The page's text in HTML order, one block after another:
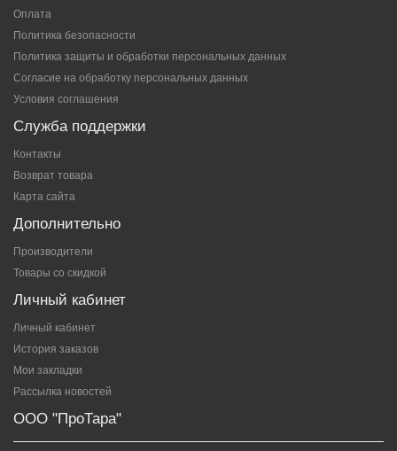
Оплата
Политика безопасности
Политика защиты и обработки персональных данных
Согласие на обработку персональных данных
Условия соглашения
Служба поддержки
Контакты
Возврат товара
Карта сайта
Дополнительно
Производители
Товары со скидкой
Личный кабинет
Личный кабинет
История заказов
Мои закладки
Рассылка новостей
ООО "ПроТара"